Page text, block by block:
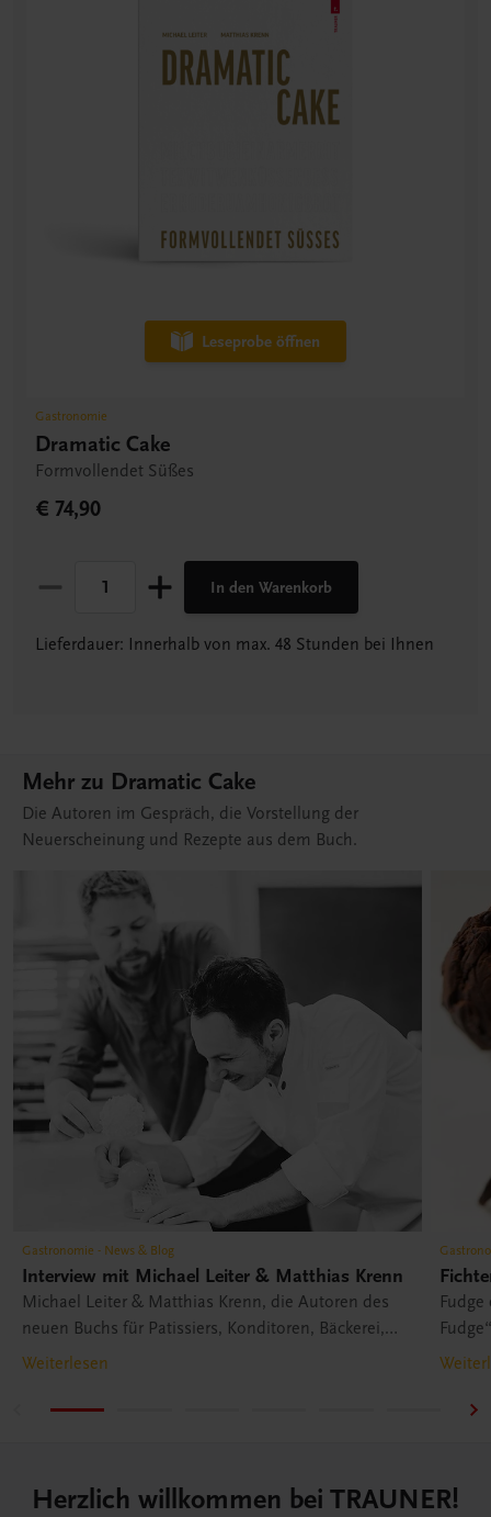
Leseprobe öffnen
Gastronomie
Dramatic Cake
Formvollendet Süßes
€ 74,90
In den Warenkorb
Lieferdauer: Innerhalb von max. 48 Stunden bei Ihnen
Mehr zu Dramatic Cake
Die Autoren im Gespräch, die Vorstellung der
Neuerscheinung und Rezepte aus dem Buch.
Gastronomie - News & Blog
Interview mit Michael Leiter & Matthias Krenn
Michael Leiter & Matthias Krenn, die Autoren des
neuen Buchs für Patissiers, Konditoren, Bäckerei,
Lehrlinge und Hobbykonditoren, im Interview.
Weiterlesen
Leiter
Herzlich willkommen bei TRAUNER!